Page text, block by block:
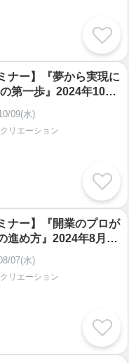
開業|理美容室開業|zo
マップ進呈|最小開催
ナー】『夢から実現に
第一歩』2024年10月
時半|対象；1年以内に
|1年後以降に開業を希
なくもっと勉強した
容室開業|zoomを使
進呈|最小開催人数1名
09(水)
リエーション
ナー】『開業のプロが
進め方』2024年8月8
半|対象；1年以内に
|1年後以降に開業を希
なくもっと勉強した
容室開業|zoomを使
進呈|最小開催人数1名
07(水)
リエーション